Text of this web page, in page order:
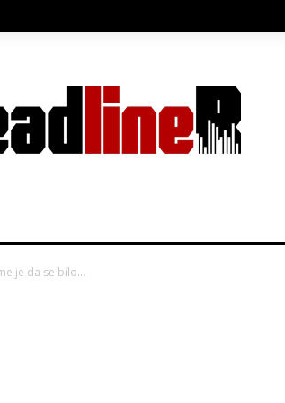
je da se bilo...